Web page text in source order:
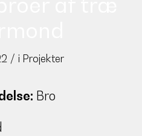
/ i Projekter
Bro